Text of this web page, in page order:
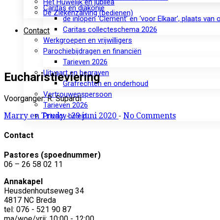
Caritas en diakonie
de inlopen ‘Clement’ en ‘voor Elkaar’, plaats
Caritas collecteschema 2026
Werkgroepen en vrijwilligers
Parochiebijdragen en financiën
Tarieven 2026
Uitvaart en begraven
Grafrechten en onderhoud
Vertrouwenspersoon
Tarieven 2026
Privacy beleid
Het Huwelijk en jubilea
De Ziekenzalving (bedienen)
Contact
Eucharistieviering
Voorganger: R. Supardi
Marry en Trudy-29 juni 2020 - No Comments
Contact
Pastores (spoednummer)
06 – 26 58 02 11
Annakapel
Heusdenhoutseweg 34
4817 NC Breda
tel: 076 - 521 90 87